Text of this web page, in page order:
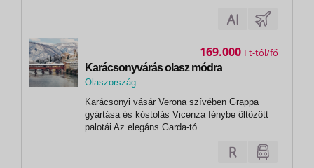
szolgáltatásokkal rendelkezik, így tökéletes
választás családi nyaraláshoz Menorcán. A
Karácsonyvárás olasz módra
Olaszország
Verona
Karácsonyi vásár Verona szívében Grappa
gyártása és kóstolás Vicenza fénybe öltözött
palotái Az elegáns Garda-tó
169.000 Ft